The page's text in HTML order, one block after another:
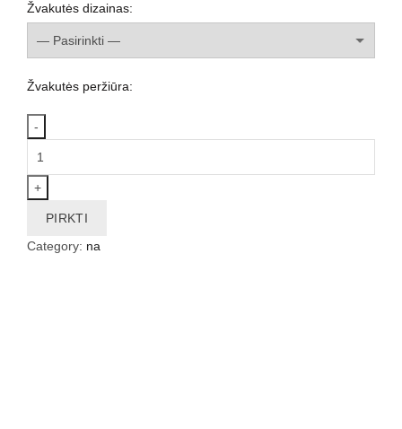
Žvakutės dizainas:
Žvakutės peržiūra:
quantity
PIRKTI
Category: na